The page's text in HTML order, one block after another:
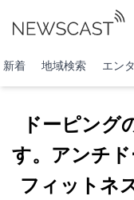
新着 地域検索 エン
ドーピング
す。アンチ
フィットネ